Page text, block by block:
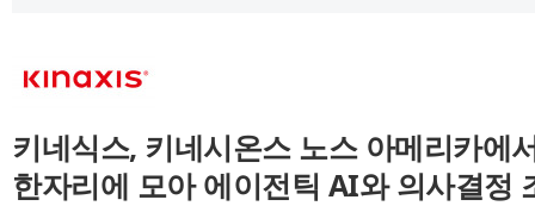
키네식스, 키네시온스 노스 아메리카에
한자리에 모아 에이전틱 AI와 의사결정